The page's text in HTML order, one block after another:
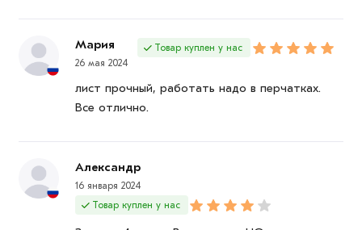
Мария
26 мая 2024
Товар куплен у нас
лист прочный, работать надо в перчатках.
Все отлично.
Александр
16 января 2024
Товар куплен у нас